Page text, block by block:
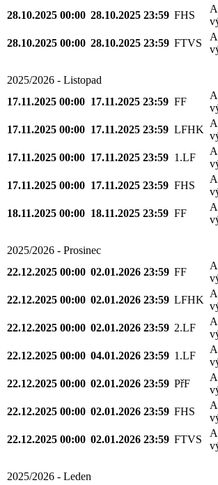
28.10.2025 00:00 28.10.2025 23:59 FHS
28.10.2025 00:00 28.10.2025 23:59 FTVS
2025/2026 - Listopad
17.11.2025 00:00 17.11.2025 23:59 FF
17.11.2025 00:00 17.11.2025 23:59 LFHK
17.11.2025 00:00 17.11.2025 23:59 1.LF
17.11.2025 00:00 17.11.2025 23:59 FHS
18.11.2025 00:00 18.11.2025 23:59 FF
2025/2026 - Prosinec
22.12.2025 00:00 02.01.2026 23:59 FF
22.12.2025 00:00 02.01.2026 23:59 LFHK
22.12.2025 00:00 02.01.2026 23:59 2.LF
22.12.2025 00:00 04.01.2026 23:59 1.LF
22.12.2025 00:00 02.01.2026 23:59 PřF
22.12.2025 00:00 02.01.2026 23:59 FHS
22.12.2025 00:00 02.01.2026 23:59 FTVS
2025/2026 - Leden